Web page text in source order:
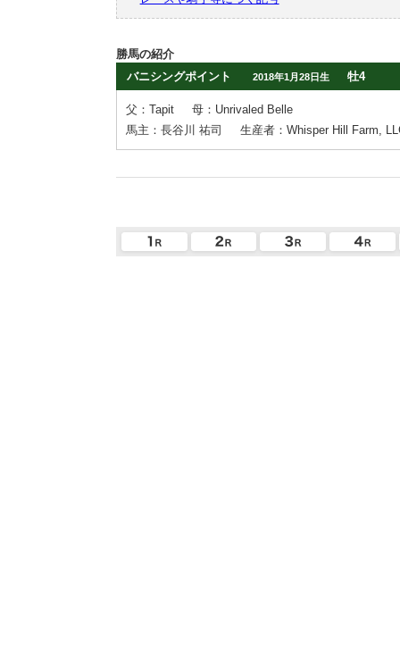
勝馬の紹介
バニシングポイント
2018年1月28日生 牡4
父：Tapit
母：Unrivaled Belle
馬主：長谷川 祐司
生産者：Whisper Hill Farm,